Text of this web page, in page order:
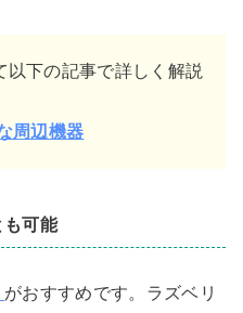
以下の記事で詳しく解説
周辺機器
も可能
がおすすめです。ラズベリ